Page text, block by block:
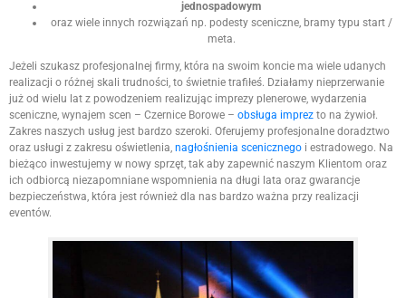
jednospadowym
oraz wiele innych rozwiązań np. podesty sceniczne, bramy typu start /
meta.
Jeżeli szukasz profesjonalnej firmy, która na swoim koncie ma wiele udanych
realizacji o różnej skali trudności, to świetnie trafiłeś. Działamy nieprzerwanie
już od wielu lat z powodzeniem realizując imprezy plenerowe, wydarzenia
sceniczne, wynajem scen – Czernice Borowe – obsługa imprez to na żywioł.
Zakres naszych usług jest bardzo szeroki. Oferujemy profesjonalne doradztwo
oraz usługi z zakresu oświetlenia, nagłośnienia scenicznego i estradowego. Na
bieżąco inwestujemy w nowy sprzęt, tak aby zapewnić naszym Klientom oraz
ich odbiorcą niezapomniane wspomnienia na długi lata oraz gwarancje
bezpieczeństwa, która jest również dla nas bardzo ważna przy realizacji
eventów.